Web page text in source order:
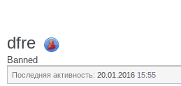
dfre
Banned
Последняя активность: 20.01.2016 15:55